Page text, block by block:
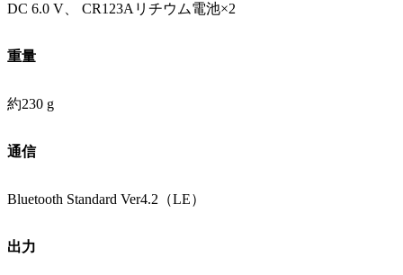
DC 6.0 V、 CR123Aリチウム電池×2
重量
約230 g
通信
Bluetooth Standard Ver4.2（LE）
出力